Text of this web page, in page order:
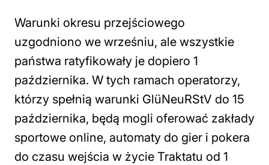
Warunki okresu przejściowego
uzgodniono we wrześniu, ale wszystkie
państwa ratyfikowały je dopiero 1
października. W tych ramach operatorzy,
którzy spełnią warunki GlüNeuRStV do 15
października, będą mogli oferować zakłady
sportowe online, automaty do gier i pokera
do czasu wejścia w życie Traktatu od 1